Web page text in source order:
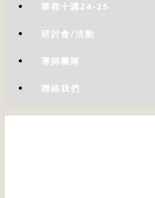
華商十講24-25
研討會/活動
導師團隊
聯絡我們